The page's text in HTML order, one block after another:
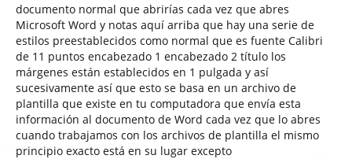
documento normal que abrirías cada vez que abres
Microsoft Word y notas aquí arriba que hay una serie de
estilos preestablecidos como normal que es fuente Calibri
de 11 puntos encabezado 1 encabezado 2 título los
márgenes están establecidos en 1 pulgada y así
sucesivamente así que esto se basa en un archivo de
plantilla que existe en tu computadora que envía esta
información al documento de Word cada vez que lo abres
cuando trabajamos con los archivos de plantilla el mismo
principio exacto está en su lugar excepto